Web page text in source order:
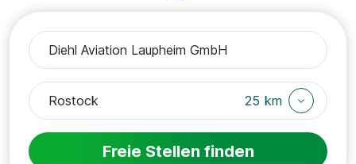
25 km
Freie Stellen finden